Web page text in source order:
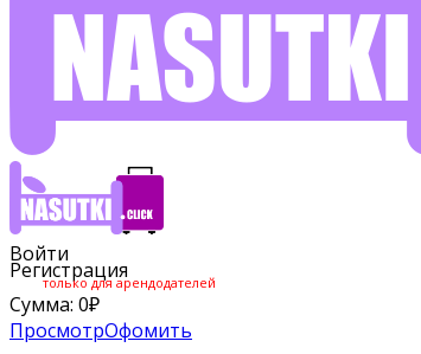
Войти
Регистрация
только для арендодателей
Сумма: 0₽
ПросмотрОфомить